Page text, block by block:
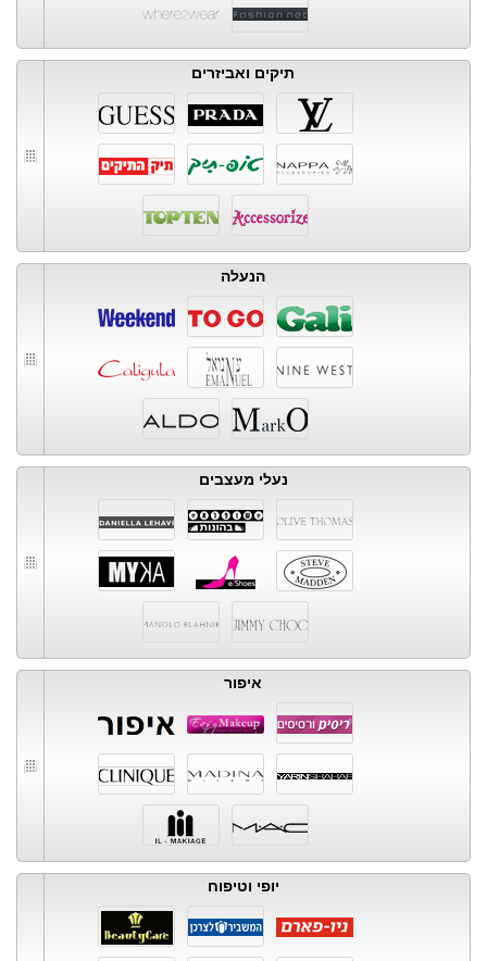
תיקים ואביזרים
הנעלה
נעלי מעצבים
איפור
יופי וטיפוח